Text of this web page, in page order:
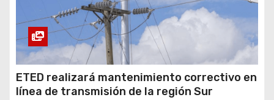
ETED realizará mantenimiento correctivo en
línea de transmisión de la región Sur